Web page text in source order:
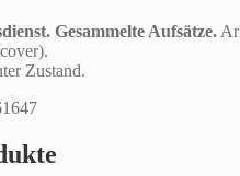
Gesammelte Aufsätze.
Zustand.